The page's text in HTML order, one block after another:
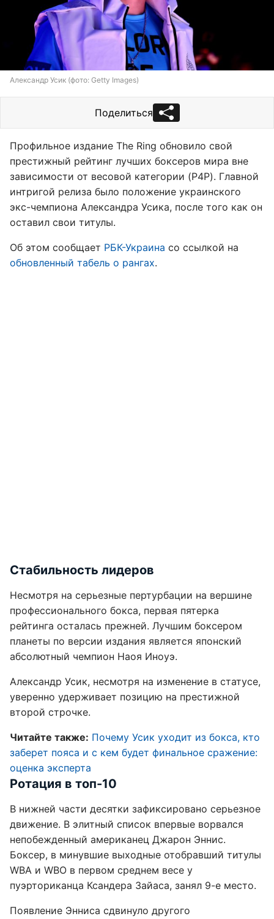
Александр Усик (фото: Getty Images)
Поделиться
Профильное издание The Ring обновило свой
престижный рейтинг лучших боксеров мира вне
зависимости от весовой категории (P4P). Главной
интригой релиза было положение украинского
экс-чемпиона Александра Усика, после того как он
оставил свои титулы.
Об этом сообщает РБК-Украина со ссылкой на
обновленный табель о рангах.
Стабильность лидеров
Несмотря на серьезные пертурбации на вершине
профессионального бокса, первая пятерка
рейтинга осталась прежней. Лучшим боксером
планеты по версии издания является японский
абсолютный чемпион Наоя Иноуэ.
Александр Усик, несмотря на изменение в статусе,
уверенно удерживает позицию на престижной
второй строчке.
Читайте также: Почему Усик уходит из бокса, кто
заберет пояса и с кем будет финальное сражение:
оценка эксперта
Ротация в топ-10
В нижней части десятки зафиксировано серьезное
движение. В элитный список впервые ворвался
непобежденный американец Джарон Эннис.
Боксер, в минувшие выходные отобравший титулы
WBA и WBO в первом среднем весе у
пуэрториканца Ксандера Зайаса, занял 9-е место.
Появление Энниса сдвинуло другого